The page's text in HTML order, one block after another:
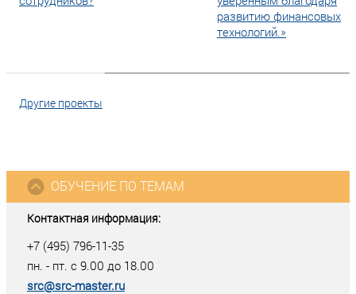
развитию финансовых
технологий.»
Другие проекты
Контактная информация:
+7 (495) 796-11-35
пн. - пт. с 9.00 до 18.00
src@src-master.ru
ОБУЧЕНИЕ ПО ТЕМАМ